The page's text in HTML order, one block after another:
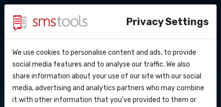
API Docs
Webhooks
Perche’ smstools?
Blog
Accordo del livello di servizio
Contatti
Richiedi un preventivo
Messaggi di testo in
Ungheria
Privacy Settings
We use cookies to personalise content and ads, to provide
social media features and to analyse our traffic. We also
share information about your use of our site with our social
media, advertising and analytics partners who may combine
it with other information that you’ve provided to them or